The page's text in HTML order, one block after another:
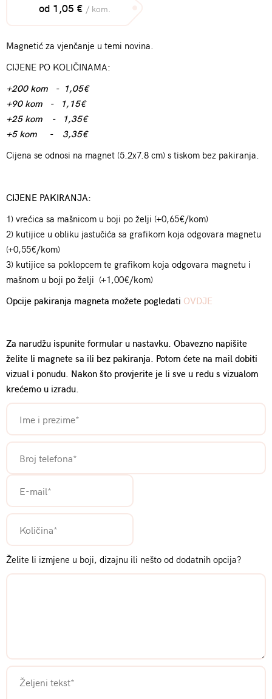
od 1,05 € / kom.
Magnetić za vjenčanje u temi novina.
CIJENE PO KOLIČINAMA:
+200 kom - 1,05€
+90 kom - 1,15€
+25 kom - 1,35€
+5 kom - 3,35€
Cijena se odnosi na magnet (5.2x7.8 cm) s tiskom bez pakiranja.
CIJENE PAKIRANJA:
1) vrećica sa mašnicom u boji po želji (+0,65€/kom)
2) kutijice u obliku jastučića sa grafikom koja odgovara magnetu
(+0,55€/kom)
3) kutijice sa poklopcem te grafikom koja odgovara magnetu i
mašnom u boji po želji (+1,00€/kom)
Opcije pakiranja magneta možete pogledati OVDJE
Za narudžu ispunite formular u nastavku. Obavezno napišite
želite li magnete sa ili bez pakiranja. Potom ćete na mail dobiti
vizual i ponudu. Nakon što provjerite je li sve u redu s vizualom
krećemo u izradu.
Želite li izmjene u boji, dizajnu ili nešto od dodatnih opcija?